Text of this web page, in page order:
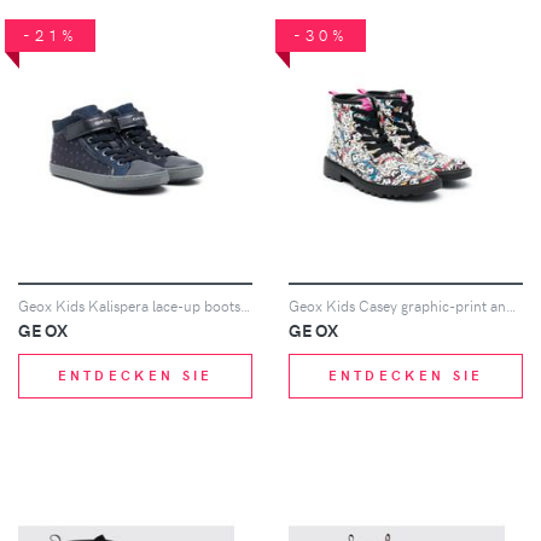
-21%
GEOX
ENTDECKEN SIE
-30%
GEOX
ENTDECKEN SIE